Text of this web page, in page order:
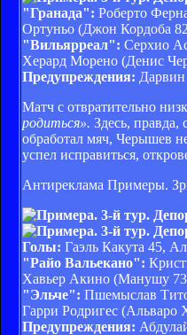
"Гранада": Роберто
Ортуньо (Джон Кордоба
"Вильярреал": Серхио
Херард Морено (Денис
Предупреждения:
Матч с отвратительно
родиться». Здесь, правда,
обработал мяч, Черышев
успел исправиться,
Антиреклама Примеры.
Голы: Гаэль Какута 45,
"Райо Вальекано":
Хавьер Акино (Манушу
"Эльче": Пшемыслав
Гарри Родригес (Альваро
Предупреждения: